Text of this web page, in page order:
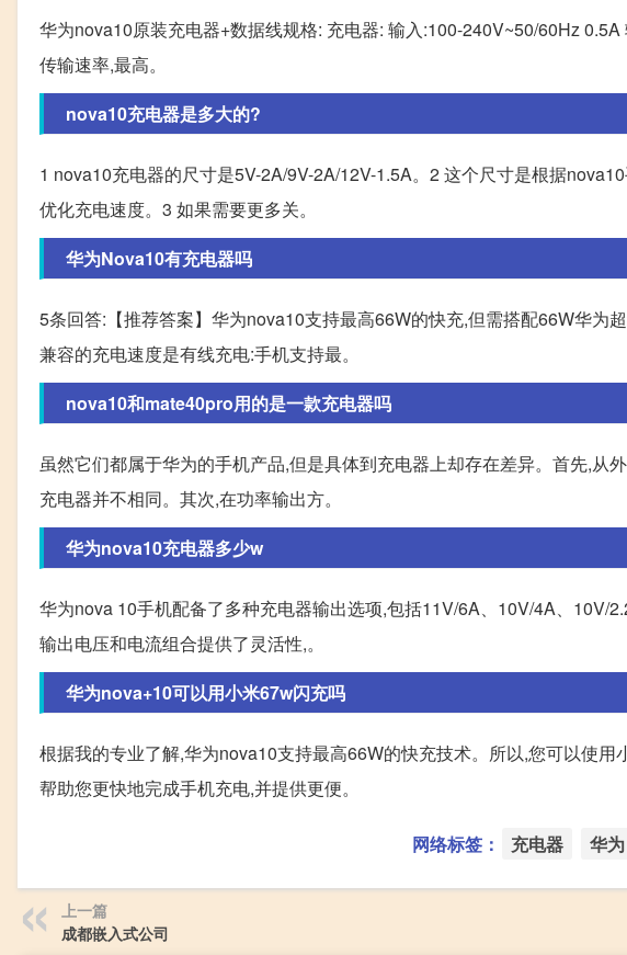
华为nova10原装充电器+数据线规格: 充电器: 输入:100-240V~50/60Hz
传输速率,最高。
nova10充电器是多大的?
1 nova10充电器的尺寸是5V-2A/9V-2A/12V-1.5A。2 这个尺寸是根据
优化充电速度。3 如果需要更多关。
华为Nova10有充电器吗
5条回答:【推荐答案】华为nova10支持最高66W的快充,但需搭配66W华为
兼容的充电速度是有线充电:手机支持最。
nova10和mate40pro用的是一款充电器吗
虽然它们都属于华为的手机产品,但是具体到充电器上却存在差异。首先,从
充电器并不相同。其次,在功率输出方。
华为nova10充电器多少w
华为nova 10手机配备了多种充电器输出选项,包括11V/6A、10V/4A、10V/
输出电压和电流组合提供了灵活性,。
华为nova+10可以用小米67w闪充吗
根据我的专业了解,华为nova10支持最高66W的快充技术。所以,您可以使
帮助您更快地完成手机充电,并提供更便。
网络标签： 充电器 华为
上一篇
成都嵌入式公司